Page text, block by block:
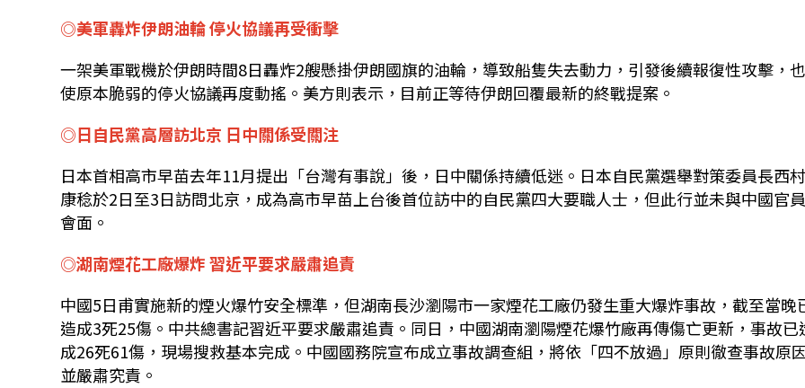
◎美軍轟炸伊朗油輪 停火協議再受衝擊
一架美軍戰機於伊朗時間8日轟炸2艘懸掛伊朗國旗的油輪，導致船隻失去動力，引發後續報復性攻擊，
使原本脆弱的停火協議再度動搖。美方則表示，目前正等待伊朗回覆最新的終戰提案。
◎日自民黨高層訪北京 日中關係受關注
日本首相高市早苗去年11月提出「台灣有事說」後，日中關係持續低迷。日本自民黨選舉對策委員長西
康稔於2日至3日訪問北京，成為高市早苗上台後首位訪中的自民黨四大要職人士，但此行並未與中國官
會面。
◎湖南煙花工廠爆炸 習近平要求嚴肅追責
中國5日甫實施新的煙火爆竹安全標準，但湖南長沙瀏陽市一家煙花工廠仍發生重大爆炸事故，截至當晚
造成3死25傷。中共總書記習近平要求嚴肅追責。同日，中國湖南瀏陽煙花爆竹廠再傳傷亡更新，事故已
成26死61傷，現場搜救基本完成。中國國務院宣布成立事故調查組，將依「四不放過」原則徹查事故原
並嚴肅究責。